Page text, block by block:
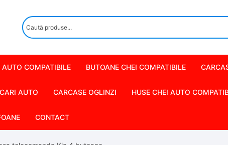
AUTO COMPATIBILE BUTOANE CHEI COMPATIBILE
AUTO CARCASE OGLINZI HUSE CHEI AUTO
CONTACT